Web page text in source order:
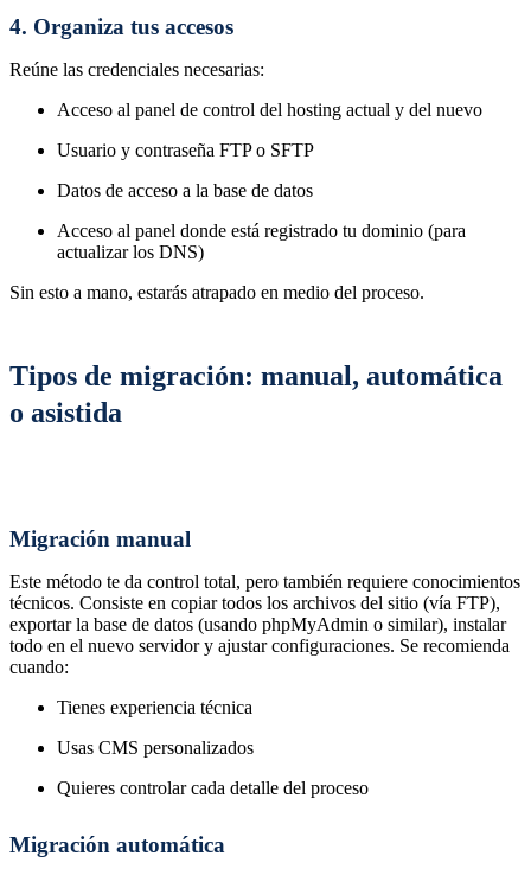
4. Organiza tus accesos
Reúne las credenciales necesarias:
Acceso al panel de control del hosting actual y del nuevo
Usuario y contraseña FTP o SFTP
Datos de acceso a la base de datos
Acceso al panel donde está registrado tu dominio (para
actualizar los DNS)
Sin esto a mano, estarás atrapado en medio del proceso.
Tipos de migración: manual, automática
o asistida
Migración manual
Este método te da control total, pero también requiere conocimientos
técnicos. Consiste en copiar todos los archivos del sitio (vía FTP),
exportar la base de datos (usando phpMyAdmin o similar), instalar
todo en el nuevo servidor y ajustar configuraciones. Se recomienda
cuando:
Tienes experiencia técnica
Usas CMS personalizados
Quieres controlar cada detalle del proceso
Migración automática